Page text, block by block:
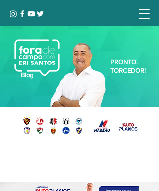
Blog
PRONTO,
TORCEDOR!